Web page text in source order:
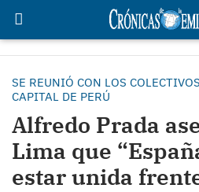
SE REUNIÓ CON LOS
CAPITAL DE PERÚ
Alfredo Prada
Lima que
estar unida